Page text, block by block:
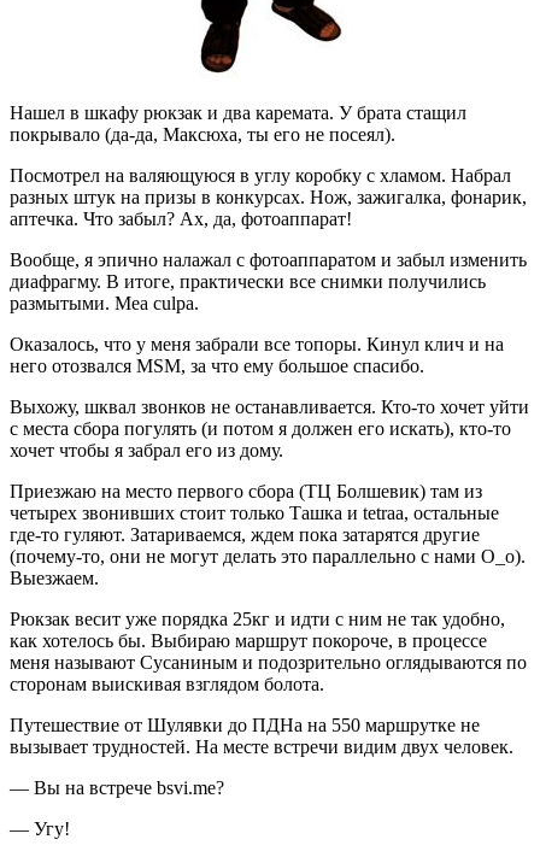
Нашел в шкафу рюкзак и два каремата. У брата стащил
покрывало (да-да, Максюха, ты его не посеял).
Посмотрел на валяющуюся в углу коробку с хламом. Набрал
разных штук на призы в конкурсах. Нож, зажигалка, фонарик,
аптечка. Что забыл? Ах, да, фотоаппарат!
Вообще, я эпично налажал с фотоаппаратом и забыл изменить
диафрагму. В итоге, практически все снимки получились
размытыми. Mea culpa.
Оказалось, что у меня забрали все топоры. Кинул клич и на
него отозвался MSM, за что ему большое спасибо.
Выхожу, шквал звонков не останавливается. Кто-то хочет уйти
с места сбора погулять (и потом я должен его искать), кто-то
хочет чтобы я забрал его из дому.
Приезжаю на место первого сбора (ТЦ Болшевик) там из
четырех звонивших стоит только Ташка и tetraa, остальные
где-то гуляют. Затариваемся, ждем пока затарятся другие
(почему-то, они не могут делать это параллельно с нами О_о).
Выезжаем.
Рюкзак весит уже порядка 25кг и идти с ним не так удобно,
как хотелось бы. Выбираю маршрут покороче, в процессе
меня называют Сусаниным и подозрительно оглядываются по
сторонам выискивая взглядом болота.
Путешествие от Шулявки до ПДНа на 550 маршрутке не
вызывает трудностей. На месте встречи видим двух человек.
— Вы на встрече bsvi.me?
— Угу!